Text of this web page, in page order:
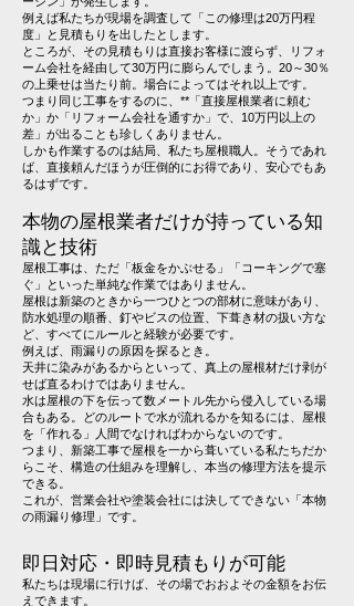
例えば私たちが現場を調査して「この修理は20万円程
度」と見積もりを出したとします。
ところが、その見積もりは直接お客様に渡らず、リフォ
ーム会社を経由して30万円に膨らんでしまう。20～30％
の上乗せは当たり前。場合によってはそれ以上です。
つまり同じ工事をするのに、**「直接屋根業者に頼む
か」か「リフォーム会社を通すか」で、10万円以上の
差」が出ることも珍しくありません。
しかも作業するのは結局、私たち屋根職人。そうであれ
ば、直接頼んだほうが圧倒的にお得であり、安心でもあ
るはずです。
本物の屋根業者だけが持っている知
識と技術
屋根工事は、ただ「板金をかぶせる」「コーキングで塞
ぐ」といった単純な作業ではありません。
屋根は新築のときから一つひとつの部材に意味があり、
防水処理の順番、釘やビスの位置、下葺き材の扱い方な
ど、すべてにルールと経験が必要です。
例えば、雨漏りの原因を探るとき。
天井に染みがあるからといって、真上の屋根材だけ剥が
せば直るわけではありません。
水は屋根の下を伝って数メートル先から侵入している場
合もある。どのルートで水が流れるかを知るには、屋根
を「作れる」人間でなければわからないのです。
つまり、新築工事で屋根を一から葺いている私たちだか
らこそ、構造の仕組みを理解し、本当の修理方法を提示
できる。
これが、営業会社や塗装会社には決してできない「本物
の雨漏り修理」です。
即日対応・即時見積もりが可能
私たちは現場に行けば、その場でおおよその金額をお伝
えできます。